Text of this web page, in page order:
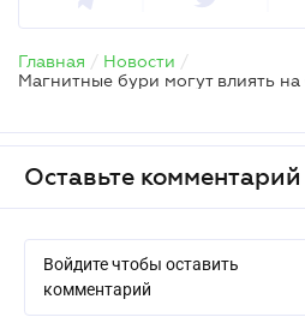
Главная / Новости /
Оставьте комментарий
Войдите чтобы оставить
комментарий